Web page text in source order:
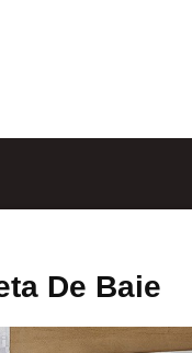
De Baie